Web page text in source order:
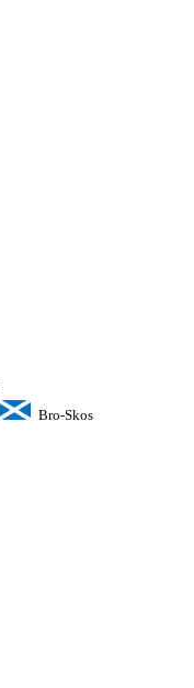
Bro-Skos